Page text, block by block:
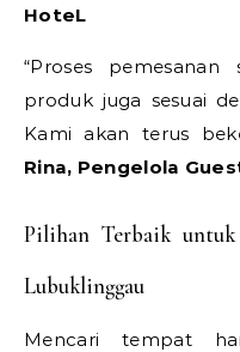
HoteL
“Proses
produk juga sesuai
Kami akan terus
Rina, Pengelola
Pilihan Terbaik
Lubuklinggau
Mencari tempat